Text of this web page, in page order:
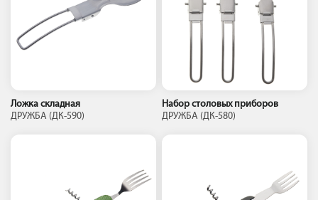
Ложка складная
ДРУЖБА (ДК-590)
Набор столовых приборов
ДРУЖБА (ДК-580)